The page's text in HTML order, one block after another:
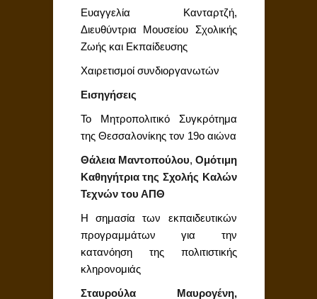
Ευαγγελία Κανταρτζή,
Διευθύντρια Μουσείου Σχολικής
Ζωής και Εκπαίδευσης
Χαιρετισμοί συνδιοργανωτών
Εισηγήσεις
Το Μητροπολιτικό Συγκρότημα
της Θεσσαλονίκης τον 19ο αιώνα
Θάλεια Μαντοπούλου, Ομότιμη
Καθηγήτρια της Σχολής Καλών
Τεχνών του ΑΠΘ
Η σημασία των εκπαιδευτικών
προγραμμάτων για την
κατανόηση της πολιτιστικής
κληρονομιάς
Σταυρούλα Μαυρογένη,